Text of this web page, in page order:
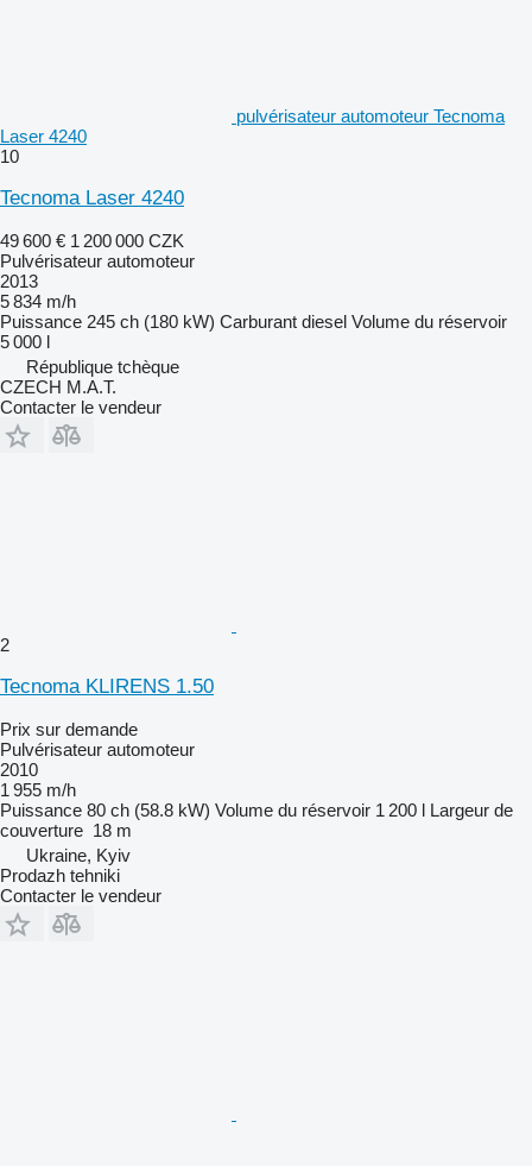
pulvérisateur automoteur Tecnoma
Laser 4240
10
Tecnoma Laser 4240
49 600 € 1 200 000 CZK
Pulvérisateur automoteur
2013
5 834 m/h
Puissance 245 ch (180 kW) Carburant diesel Volume du réservoir
5 000 l
République tchèque
CZECH M.A.T.
Contacter le vendeur
2
Tecnoma KLIRENS 1.50
Prix sur demande
Pulvérisateur automoteur
2010
1 955 m/h
Puissance 80 ch (58.8 kW) Volume du réservoir 1 200 l Largeur de
couverture 18 m
Ukraine, Kyiv
Prodazh tehniki
Contacter le vendeur